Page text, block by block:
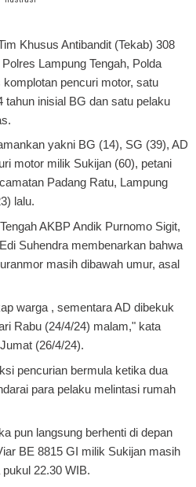
Khusus Antibandit (Tekab) 308
Lampung Tengah, Polda
pencuri motor, satu
tahun inisial BG dan satu pelaku
yakni BG (14), SG (39), AD
motor milik Sukijan (60), petani
Padang Ratu, Lampung
lalu.
AKBP Andik Purnomo Sigit,
Suhendra membenarkan bahwa
masih dibawah umur, asal
warga , sementara AD dibekuk
Rabu (24/4/24) malam," kata
(26/4/24).
pencurian bermula ketika dua
para pelaku melintasi rumah
pun langsung berhenti di depan
BE 8815 GI milik Sukijan masih
22.30 WIB.